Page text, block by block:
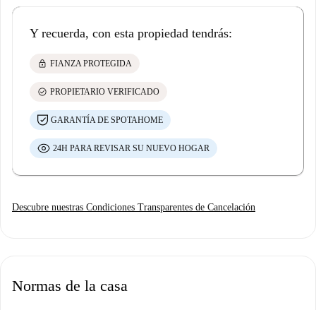
Y recuerda, con esta propiedad tendrás:
lock FIANZA PROTEGIDA
check_circle PROPIETARIO VERIFICADO
GARANTÍA DE SPOTAHOME
24H PARA REVISAR SU NUEVO HOGAR
Descubre nuestras Condiciones Transparentes de Cancelación
Normas de la casa